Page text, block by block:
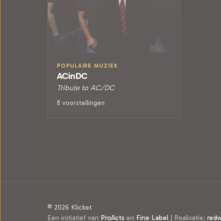
POPULAIRE MUZIEK
ACinDC
Tribute to AC/DC
8 voorstellingen
© 2026 Klicket
Een initiatief van ProActs en Fine Label Realisatie: